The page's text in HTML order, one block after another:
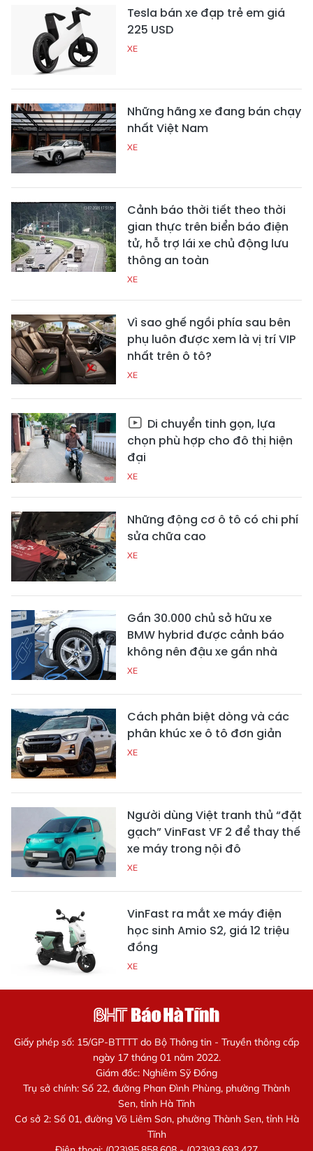
Tesla bán xe đạp trẻ em giá
225 USD
XE
Những hãng xe đang bán chạy
nhất Việt Nam
XE
Cảnh báo thời tiết theo thời
gian thực trên biển báo điện
tử, hỗ trợ lái xe chủ động lưu
thông an toàn
XE
Vì sao ghế ngồi phía sau bên
phụ luôn được xem là vị trí VIP
nhất trên ô tô?
XE
Di chuyển tinh gọn, lựa
chọn phù hợp cho đô thị hiện
đại
XE
Những động cơ ô tô có chi phí
sửa chữa cao
XE
Gần 30.000 chủ sở hữu xe
BMW hybrid được cảnh báo
không nên đậu xe gần nhà
XE
Cách phân biệt dòng và các
phân khúc xe ô tô đơn giản
XE
Người dùng Việt tranh thủ “đặt
gạch” VinFast VF 2 để thay thế
xe máy trong nội đô
XE
VinFast ra mắt xe máy điện
học sinh Amio S2, giá 12 triệu
đồng
XE
Giấy phép số: 15/GP-BTTTT do Bộ Thông tin - Truyền thông cấp
ngày 17 tháng 01 năm 2022.
Giám đốc: Nghiêm Sỹ Đống
Trụ sở chính: Số 22, đường Phan Đình Phùng, phường Thành
Sen, tỉnh Hà Tĩnh
Cơ sở 2: Số 01, đường Võ Liêm Sơn, phường Thành Sen, tỉnh Hà
Tĩnh